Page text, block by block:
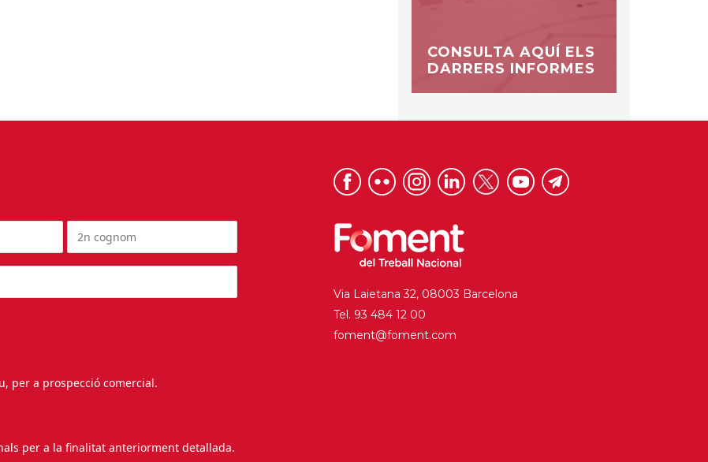
CONSULTA AQUÍ ELS
DARRERS INFORMES
per a prospecció comercial.
per a la finalitat anteriorment detallada.
Via Laietana 32, 08003 Barcelona
Tel. 93 484 12 00
foment@foment.com